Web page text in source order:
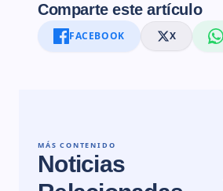
Comparte este artículo
FACEBOOK X
MÁS CONTENIDO
Noticias